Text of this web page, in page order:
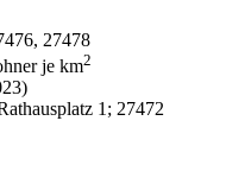
27478
je km2
1; 27472